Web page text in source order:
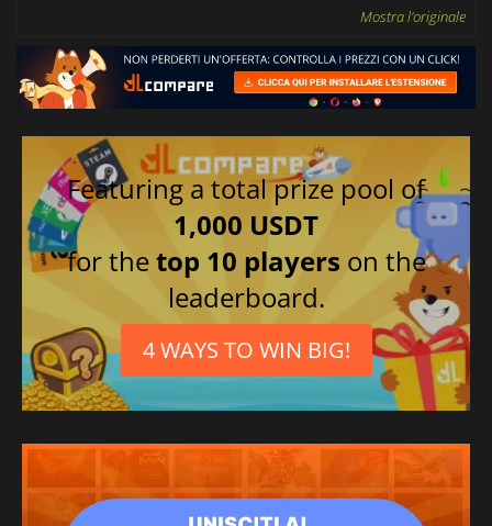
Mostra l'originale
Featuring a total prize pool of
1,000 USDT
for thetop 10 players on the
leaderboard.
4 WAYS TO WIN BIG!